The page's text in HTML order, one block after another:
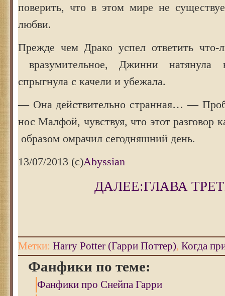
поверить, что в этом мире не
любви.
Прежде чем Драко успел ответить что-
вразумительное, Джинни
спрыгнула с качели и убежала.
— Она действительно странная… —
нос Малфой, чувствуя, что этот разговор
образом омрачил сегодняшний день.
13/07/2013 (с)Abyssian
ДАЛЕЕ:ГЛАВА
Метки: Harry Potter (Гарри Поттер), Когда
Фанфики по теме:
Фанфики про Снейпа Гарри